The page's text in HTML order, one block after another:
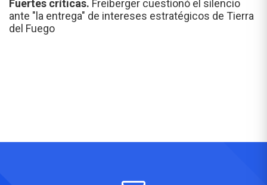
Fuertes críticas. Freiberger cuestionó el silencio
ante "la entrega" de intereses estratégicos de Tierra
del Fuego